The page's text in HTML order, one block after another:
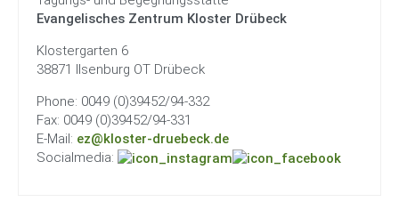
Downloads
Contact&Directions
Evangelisches Zentrum Kloster Drübeck
Klostergarten 6
38871 Ilsenburg OT Drübeck
Phone: 0049 (0)39452/94-332
Fax: 0049 (0)39452/94-331
E-Mail: ez@kloster-druebeck.de
Socialmedia: